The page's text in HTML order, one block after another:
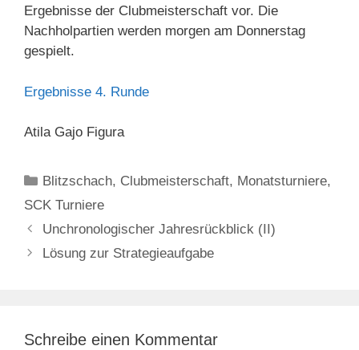
Ergebnisse der Clubmeisterschaft vor. Die
Nachholpartien werden morgen am Donnerstag
gespielt.
Ergebnisse 4. Runde
Atila Gajo Figura
Kategorien
Blitzschach, Clubmeisterschaft, Monatsturniere,
SCK Turniere
Unchronologischer Jahresrückblick (II)
Lösung zur Strategieaufgabe
Schreibe einen Kommentar